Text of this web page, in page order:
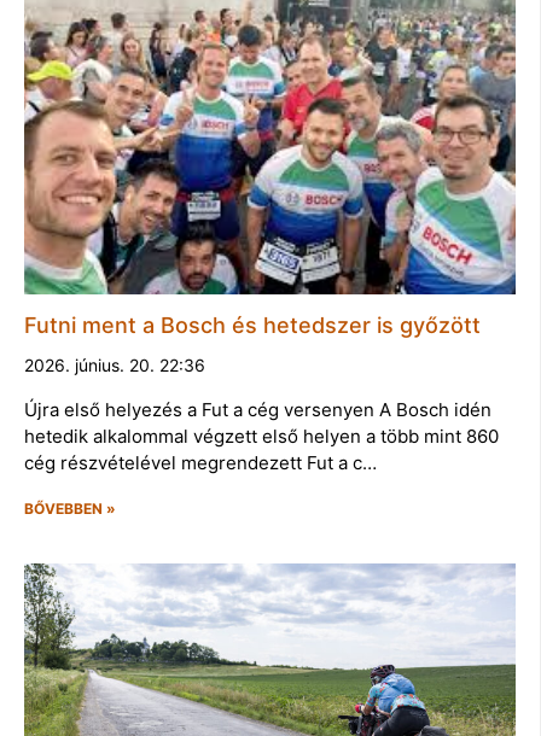
Futni ment a Bosch és hetedszer is győzött
2026. június. 20. 22:36
Újra első helyezés a Fut a cég versenyen A Bosch idén
hetedik alkalommal végzett első helyen a több mint 860
cég részvételével megrendezett Fut a c…
BŐVEBBEN »